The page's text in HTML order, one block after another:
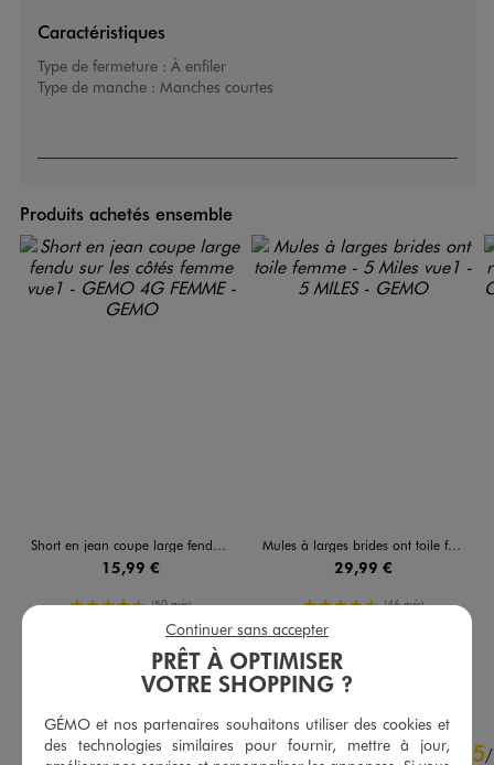
Caractéristiques
Type de fermeture : À enfiler
Type de manche : Manches courtes
Produits achetés ensemble
Short en jean coupe large fendu sur les côtés femme
15,99 €
4.5/5 de moyenne
(50 avis)
AJOUTERAU PANIER
Mules à larges brides ont toile femme - 5 Miles
29,99 €
4.5/5 de moyenne
(46 avis)
AJOUTER
5/ 5 5/
PRÊT À OPTIMISER
VOTRE SHOPPING ?
GÉMO et nos partenaires souhaitons utiliser des cookies et
des technologies similaires pour fournir, mettre à jour,
Continuer sans accepter